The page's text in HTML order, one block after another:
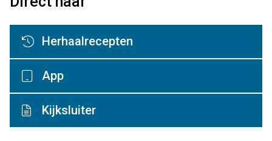
Herhaalrecepten
App
Kijksluiter